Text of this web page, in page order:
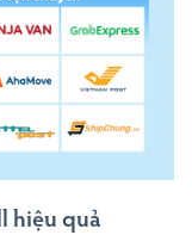
hiệu quả